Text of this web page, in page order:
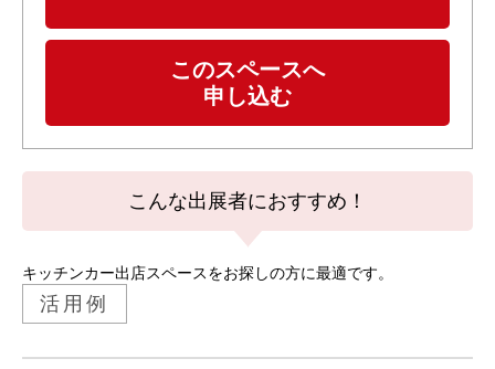
このスペースへ
申し込む
こんな出展者におすすめ！
キッチンカー出店スペースをお探しの方に最適です。
活用例